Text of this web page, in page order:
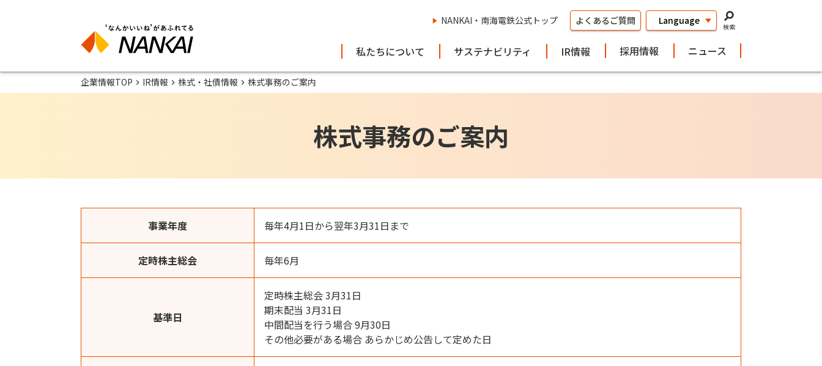
NANKAI・南海電鉄公式トップ よくあるご質問
検索
私たちについて サステナビリティ IR情報 採用情報 ニュース
企業情報TOP IR情報 株式・社債情報 株式事務のご案内
株式事務のご案内
事業年度 毎年4月1日から翌年3月31日まで
定時株主総会 毎年6月
基準日
定時株主総会 3月31日
期末配当 3月31日
中間配当を行う場合 9月30日
その他必要がある場合 あらかじめ公告して定めた日